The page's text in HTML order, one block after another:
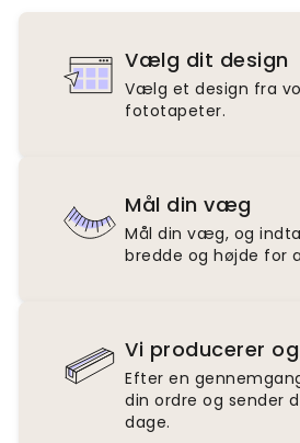
Vælg dit design
Vælg et design fra
fototapeter.
Mål din væg
Mål din væg, og
bredde og højde for
Vi producerer
Efter en
din ordre og sender
dage.